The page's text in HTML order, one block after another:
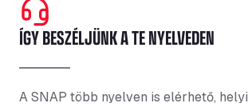
ÍGY BESZÉLJÜNK A TE NYELVEDEN
A SNAP több nyelven is elérhető, helyi